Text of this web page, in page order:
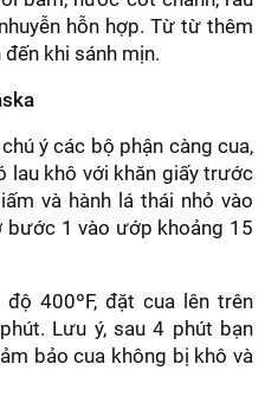
hỗn hợp. Từ từ thêm
khi sánh mịn.
ý các bộ phận càng cua,
lau khô với khăn giấy trước
và hành lá thái nhỏ vào
bước 1 vào ướp khoảng 15
400ºF, đặt cua lên trên
Lưu ý, sau 4 phút bạn
bảo cua không bị khô và